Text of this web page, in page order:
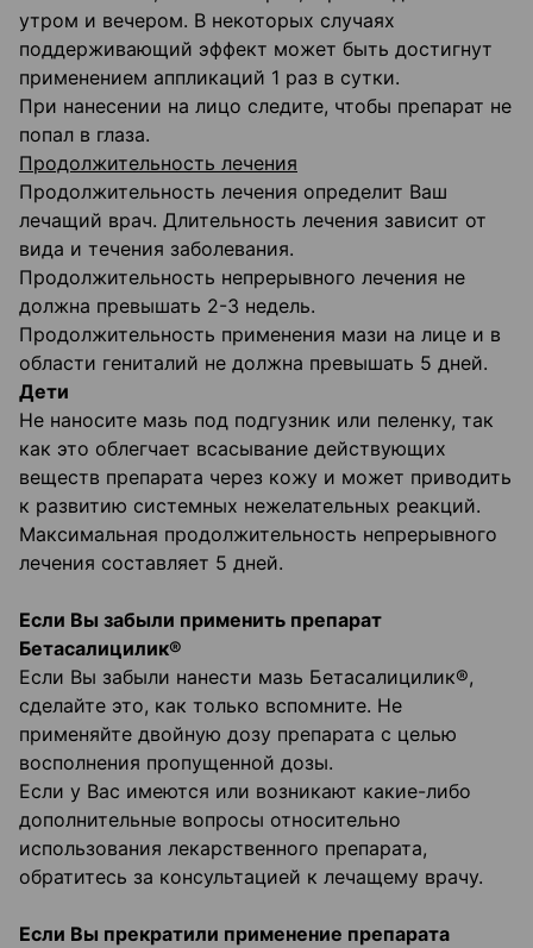
утром и вечером. В некоторых случаях
поддерживающий эффект может быть достигнут
применением аппликаций 1 раз в сутки.
При нанесении на лицо следите, чтобы препарат не
попал в глаза.
Продолжительность лечения
Продолжительность лечения определит Ваш
лечащий врач. Длительность лечения зависит от
вида и течения заболевания.
Продолжительность непрерывного лечения не
должна превышать 2-3 недель.
Продолжительность применения мази на лице и в
области гениталий не должна превышать 5 дней.
Дети
Не наносите мазь под подгузник или пеленку, так
как это облегчает всасывание действующих
веществ препарата через кожу и может приводить
к развитию системных нежелательных реакций.
Максимальная продолжительность непрерывного
лечения составляет 5 дней.
Если Вы забыли применить препарат
Бетасалицилик®
Если Вы забыли нанести мазь Бетасалицилик®,
сделайте это, как только вспомните. Не
применяйте двойную дозу препарата с целью
восполнения пропущенной дозы.
Если у Вас имеются или возникают какие-либо
дополнительные вопросы относительно
использования лекарственного препарата,
обратитесь за консультацией к лечащему врачу.
Если Вы прекратили применение препарата